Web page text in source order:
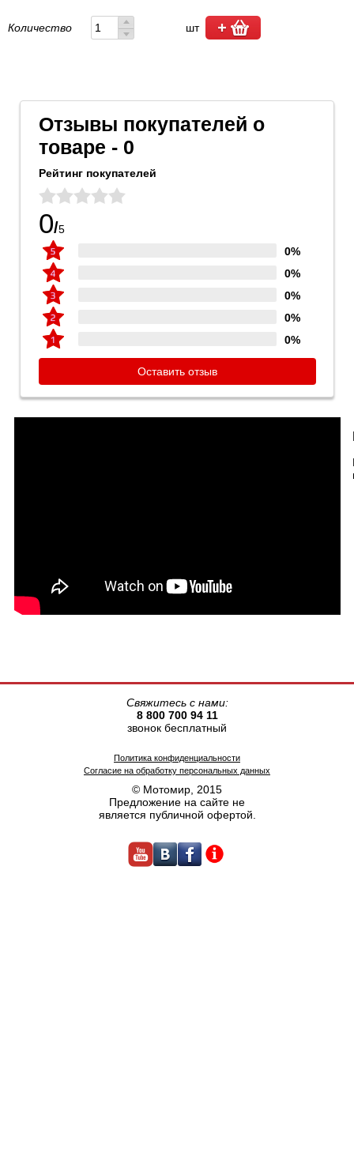
Количество шт
Отзывы покупателей о
товаре - 0
Рейтинг покупателей
0/5
0%
0%
0%
0%
0%
Оставить отзыв
© Мотомир, 2015
Предложение на сайте не
является публичной офертой.
Политика конфиденциальности
Согласие на обработку персональных данных
Свяжитесь с нами:
8 800 700 94 11
звонок бесплатный